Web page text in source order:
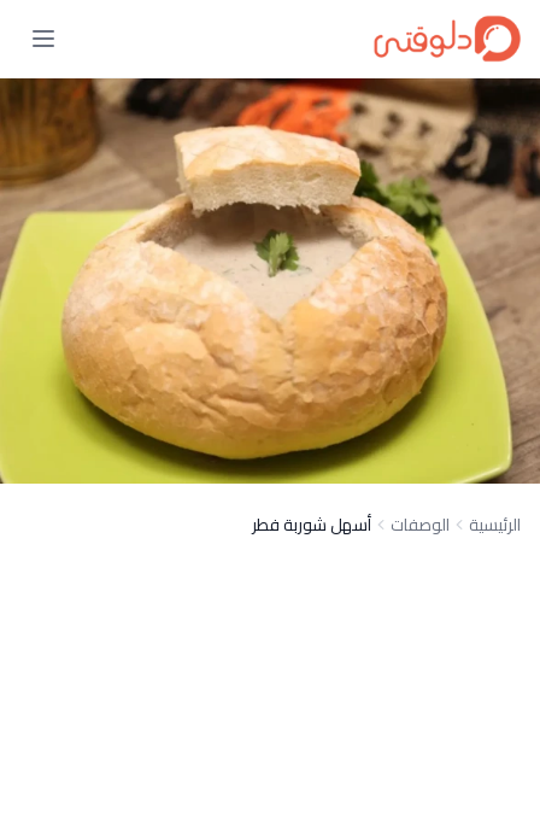
الرئيسية الوصفات أسهل شوربة فطر